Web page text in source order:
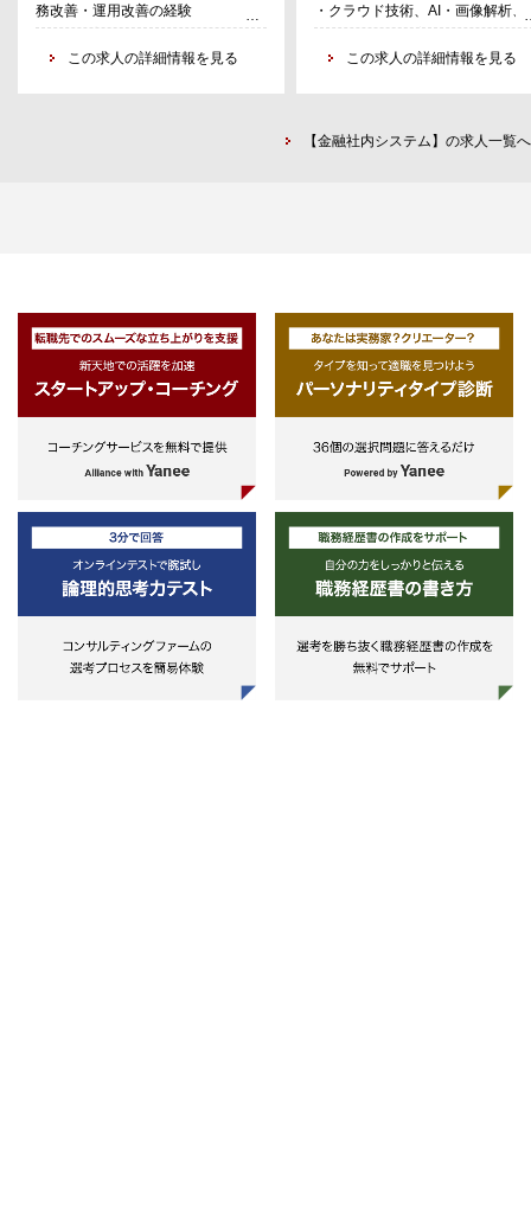
画の策定に向けた 資料作成・調査・
・プロジェクト推進におけるベンダ
務改善・運用改善の経験
-業務プロセス分析、ドキュメン
ト作成、またはSaaS導入支援（ヒ
この求人の詳細情報を見る
を活用した効率的な開発プロセス
の飛躍的向上を目指す。 IaaS実践
思決定を支援するデータ活用の推
・クラウド技術、AI・画像解析、
ータ分析技術の実務経験（業界不
問）
この求人の詳細情報を見る
【金融社内システム】の求人一覧へ